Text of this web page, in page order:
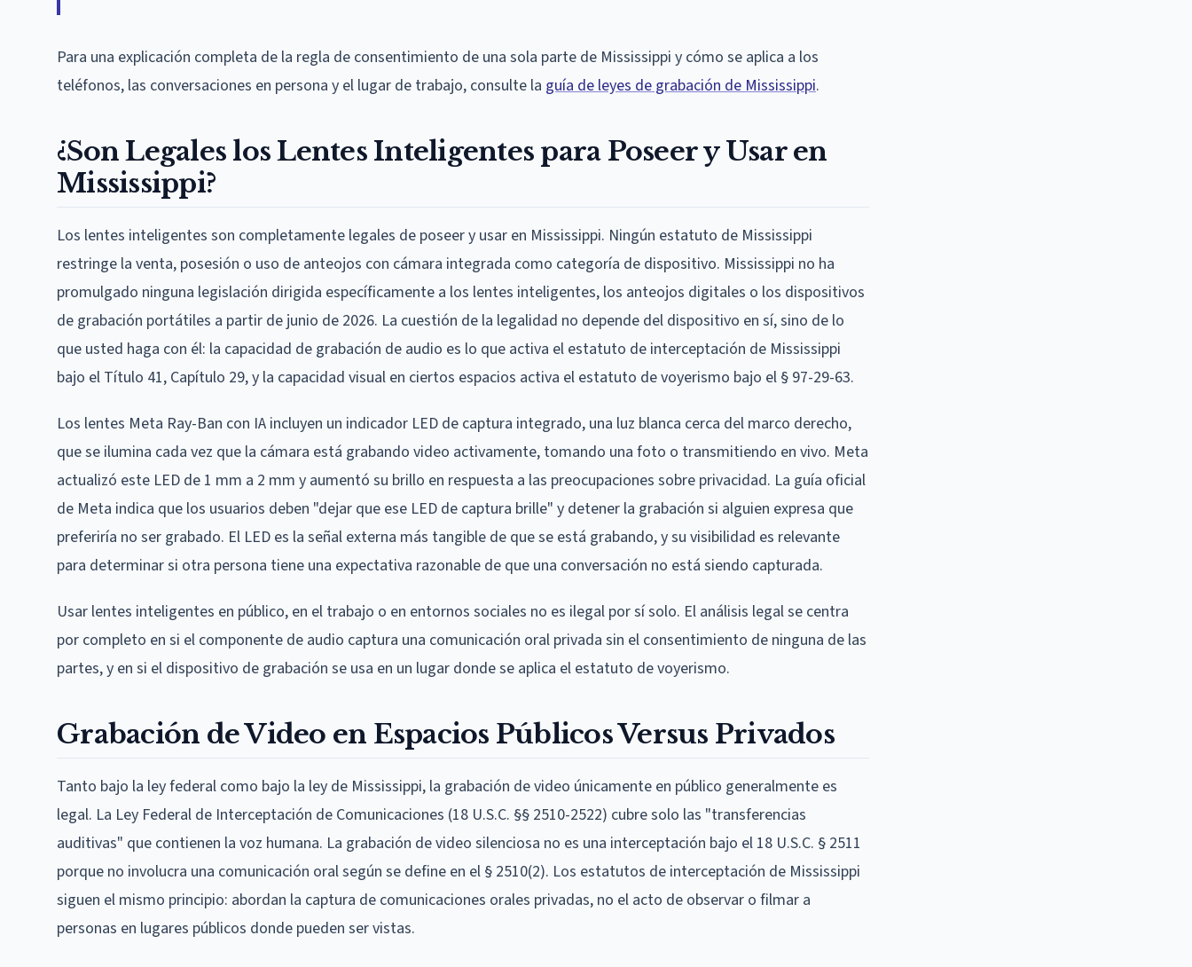
Para una explicación completa de la regla de consentimiento de una sola parte de Mississippi y cómo se aplica a los
teléfonos, las conversaciones en persona y el lugar de trabajo, consulte la guía de leyes de grabación de Mississippi.
¿Son Legales los Lentes Inteligentes para Poseer y Usar en
Mississippi?
Los lentes inteligentes son completamente legales de poseer y usar en Mississippi. Ningún estatuto de Mississippi
restringe la venta, posesión o uso de anteojos con cámara integrada como categoría de dispositivo. Mississippi no ha
promulgado ninguna legislación dirigida específicamente a los lentes inteligentes, los anteojos digitales o los dispositivos
de grabación portátiles a partir de junio de 2026. La cuestión de la legalidad no depende del dispositivo en sí, sino de lo
que usted haga con él: la capacidad de grabación de audio es lo que activa el estatuto de interceptación de Mississippi
bajo el Título 41, Capítulo 29, y la capacidad visual en ciertos espacios activa el estatuto de voyerismo bajo el § 97-29-63.
Los lentes Meta Ray-Ban con IA incluyen un indicador LED de captura integrado, una luz blanca cerca del marco derecho,
que se ilumina cada vez que la cámara está grabando video activamente, tomando una foto o transmitiendo en vivo. Meta
actualizó este LED de 1 mm a 2 mm y aumentó su brillo en respuesta a las preocupaciones sobre privacidad. La guía oficial
de Meta indica que los usuarios deben "dejar que ese LED de captura brille" y detener la grabación si alguien expresa que
preferiría no ser grabado. El LED es la señal externa más tangible de que se está grabando, y su visibilidad es relevante
para determinar si otra persona tiene una expectativa razonable de que una conversación no está siendo capturada.
Usar lentes inteligentes en público, en el trabajo o en entornos sociales no es ilegal por sí solo. El análisis legal se centra
por completo en si el componente de audio captura una comunicación oral privada sin el consentimiento de ninguna de las
partes, y en si el dispositivo de grabación se usa en un lugar donde se aplica el estatuto de voyerismo.
Grabación de Video en Espacios Públicos Versus Privados
Tanto bajo la ley federal como bajo la ley de Mississippi, la grabación de video únicamente en público generalmente es
legal. La Ley Federal de Interceptación de Comunicaciones (18 U.S.C. §§ 2510-2522) cubre solo las "transferencias
auditivas" que contienen la voz humana. La grabación de video silenciosa no es una interceptación bajo el 18 U.S.C. § 2511
porque no involucra una comunicación oral según se define en el § 2510(2). Los estatutos de interceptación de Mississippi
siguen el mismo principio: abordan la captura de comunicaciones orales privadas, no el acto de observar o filmar a
personas en lugares públicos donde pueden ser vistas.